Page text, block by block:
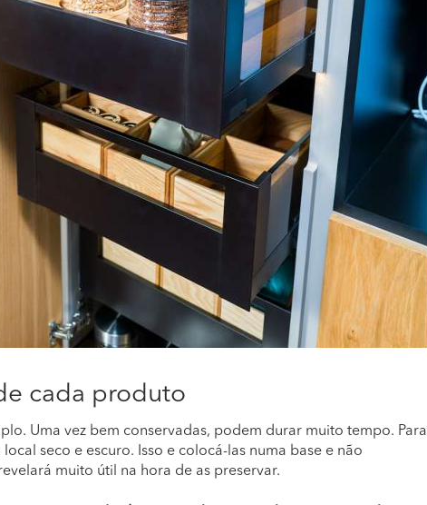
cada produto
Uma vez bem conservadas, podem durar muito tempo. Para
seco e escuro. Isso e colocá-las numa base e não
muito útil na hora de as preservar.